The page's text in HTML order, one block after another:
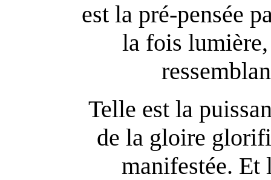
est la pré-pensée
la fois
Telle est la
de la gloire
manifestée. Et